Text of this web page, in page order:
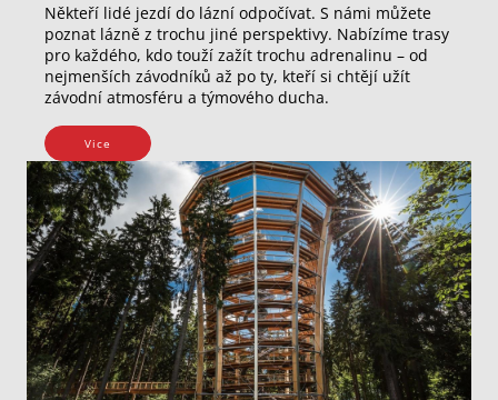
Někteří lidé jezdí do lázní odpočívat. S námi můžete
poznat lázně z trochu jiné perspektivy. Nabízíme trasy
pro každého, kdo touží zažít trochu adrenalinu – od
nejmenších závodníků až po ty, kteří si chtějí užít
závodní atmosféru a týmového ducha.
Vice